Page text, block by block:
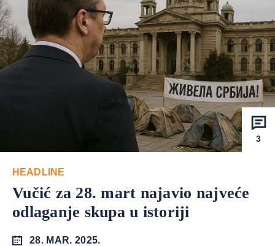
3
HEADLINE
Vučić za 28. mart najavio najveće
odlaganje skupa u istoriji
28. MAR. 2025.